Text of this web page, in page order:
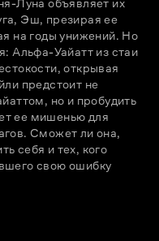
Эш, презирая ее
на годы унижений. Но
Альфа-Уайатт из стаи
открывая
предстоит не
но и пробудить
ее мишенью для
Сможет ли она,
себя и тех, кого
свою ошибку